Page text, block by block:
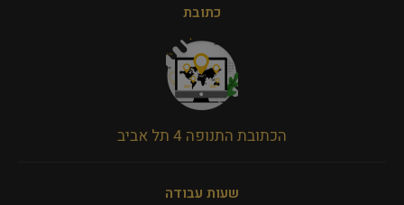
כתובת
הכתובת התנופה 4 תל אביב
שעות עבודה